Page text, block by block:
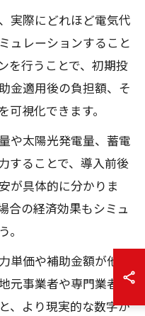
実際にどれほど電気代
ュレーションすること
を行うことで、初期投
金適用後の負担額、そ
可視化できます。
や太陽光発電量、蓄電
することで、導入前後
が具体的に分かりま
合の経済効果もシミュ
。
単価や補助金額が他地
元事業者や専門業者に
、より現実的な数字が